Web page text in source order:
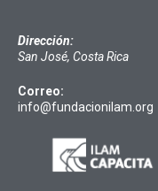
Dirección:
San José, Costa Rica
Correo:
info@fundacionilam.org